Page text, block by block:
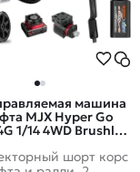
машина
MJX Hyper Go
1/14 4WD Brushles
шорт корс